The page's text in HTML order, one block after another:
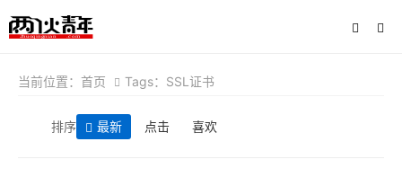
当前位置： 首页 Tags：SSL证书
排序 最新 点击 喜欢